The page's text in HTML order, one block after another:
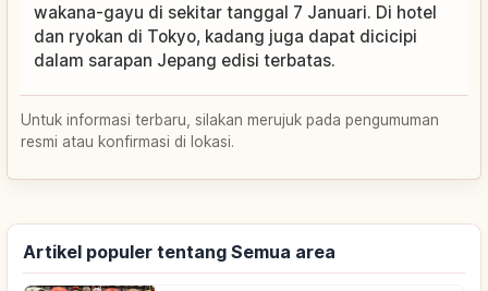
wakana-gayu di sekitar tanggal 7 Januari. Di hotel
dan ryokan di Tokyo, kadang juga dapat dicicipi
dalam sarapan Jepang edisi terbatas.
Untuk informasi terbaru, silakan merujuk pada pengumuman
resmi atau konfirmasi di lokasi.
Artikel populer tentang Semua area